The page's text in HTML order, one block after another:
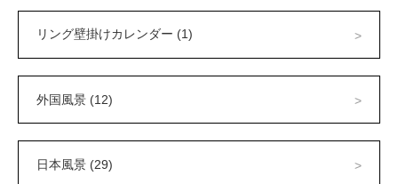
リング壁掛けカレンダー (1)
外国風景 (12)
日本風景 (29)